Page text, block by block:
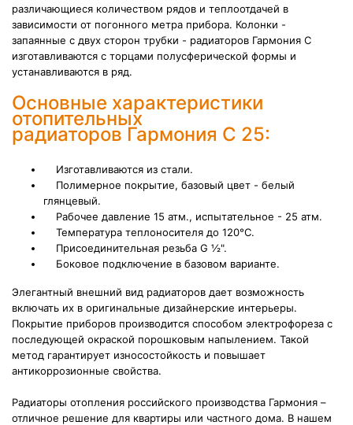
различающиеся количеством рядов и теплоотдачей в
зависимости от погонного метра прибора. Колонки -
запаянные с двух сторон трубки - радиаторов Гармония С
изготавливаются с торцами полусферической формы и
устанавливаются в ряд.
Основные характеристики
отопительных
радиаторов Гармония С 25:
Изготавливаются из стали.
Полимерное покрытие, базовый цвет - белый
глянцевый.
Рабочее давление 15 атм., испытательное - 25 атм.
Температура теплоносителя до 120°С.
Присоединительная резьба G ½".
Боковое подключение в базовом варианте.
Элегантный внешний вид радиаторов дает возможность
включать их в оригинальные дизайнерские интерьеры.
Покрытие приборов производится способом электрофореза с
последующей окраской порошковым напылением. Такой
метод гарантирует износостойкость и повышает
антикоррозионные свойства.
Радиаторы отопления российского производства Гармония –
отличное решение для квартиры или частного дома. В нашем